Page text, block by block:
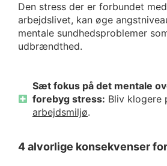
Den stress der er forbundet
arbejdslivet, kan øge
mentale sundhedsproblemer
udbrændthed.
Sæt fokus på det mentale
forebyg stress: Bliv klogere
arbejdsmiljø.
4 alvorlige konsekvenser